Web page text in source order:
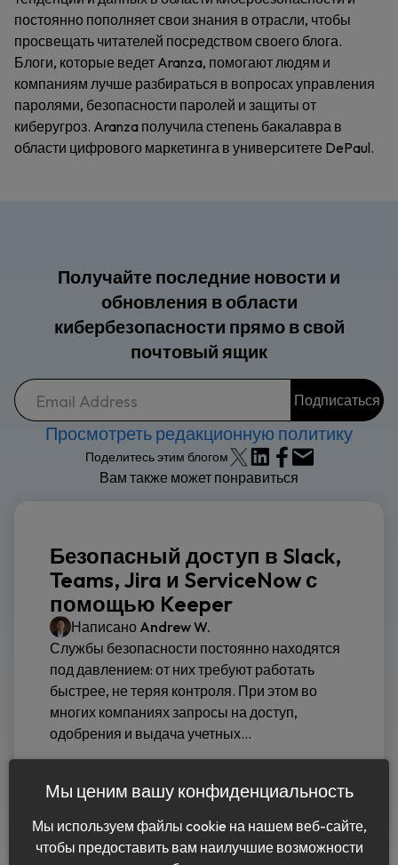
постоянно пополняет свои знания в отрасли, чтобы
просвещать читателей посредством своего блога.
Блоги, которые ведет Aranza, помогают людям и
компаниям лучше разбираться в вопросах управления
паролями, безопасности паролей и защиты от
киберугроз. Aranza получила степень бакалавра в
области цифрового маркетинга в университете DePaul.
Получайте последние новости и
обновления в области
кибербезопасности прямо в свой
почтовый ящик
Просмотреть редакционную политику
Поделитесь этим блогом
Вам также может понравиться
Безопасный доступ в Slack,
Teams, Jira и ServiceNow с
помощью Keeper
Написано Andrew W.
Службы безопасности постоянно находятся
под давлением: от них требуют работать
быстрее, не теряя контроля. При этом во
многих компаниях запросы на доступ,
одобрения и выдача учетных...
Читать дальше
Мы ценим вашу конфиденциальность
Мы используем файлы cookie на нашем веб-сайте,
чтобы предоставить вам наилучшие возможности